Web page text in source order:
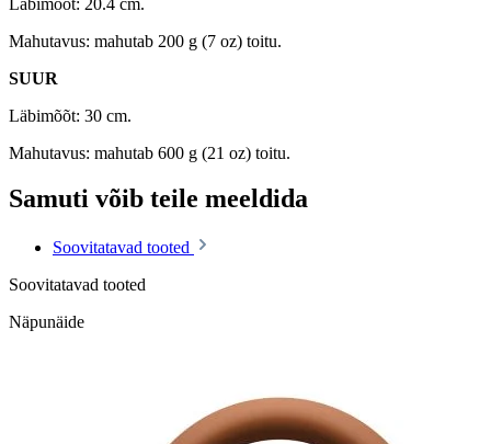
Mahutavus: mahutab 200 g (7 oz) toitu.
SUUR
Läbimõõt: 30 cm.
Mahutavus: mahutab 600 g (21 oz) toitu.
Samuti võib teile meeldida
Soovitatavad tooted
Soovitatavad tooted
Näpunäide